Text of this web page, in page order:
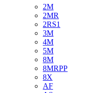
2M
2MR
2RS1
3M
4M
5M
8M
8MRPP
8X
AF